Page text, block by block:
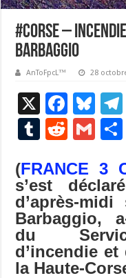
#Corse –
Barbaggio
AnToFpcL™ 28
X
F
ac
e
b
o
o
k
Bl
u
es
ky
T
m
bl
r
R
d
di
t
G
ai
l
(FRANCE 3
s’est
d’après-
Barbaggio,
du
d’incendie et
la Haute-